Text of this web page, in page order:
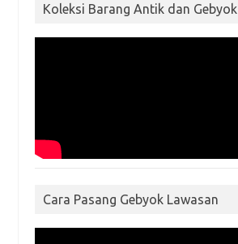
Koleksi Barang Antik dan Gebyok
Cara Pasang Gebyok Lawasan